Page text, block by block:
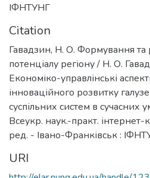
ІФНТУНГ
Citation
Гавадзин, Н. О. Формування та
потенціалу регіону / Н. О.
Економіко-управлінські
інноваційного розвитку
суспільних систем в сучасних
Всеукр. наук.-практ. інтернет-
ред. - Івано-Франківськ :
URI